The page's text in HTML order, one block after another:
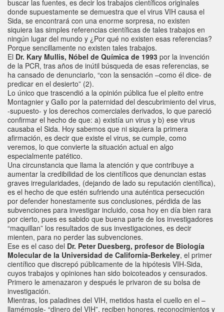
buscar las fuentes, es decir los trabajos científicos originales
donde supuestamente se demuestra que el virus VIH causa el
Sida, se encontrará con una enorme sorpresa, no existen
siquiera las simples referencias científicas de tales trabajos en
ningún lugar del mundo y ¿Por qué no existen esas referencias?
Porque sencillamente no existen tales trabajos.
El Dr. Kary Mullis, Nóbel de Química de 1993 por la invención
de la PCR, tras años de inútil búsqueda de esas referencias, se
ha cansado de denunciarlo, “con la sensación –como él dice- de
predicar en el desierto” (2).
Lo único que trascendió a la opinión pública fue el pleito entre
Montagnier y Gallo por la paternidad del descubrimiento del virus,
-supuesto- y los derechos comerciales derivados, lo que pareció
confirmar el hecho de que: a) existía un virus y b) ese virus
causaba el Sida. Hoy sabemos que ni siquiera la primera
afirmación, es decir que existe el virus, se cumple, como
veremos, lo que convierte la situación actual en algo
especialmente patético.
Una circunstancia que llama la atención y que contribuye a
aumentar la credibilidad de los científicos que denuncian estas
graves irregularidades, (dejando de lado su reputación científica),
es el hecho de que estén sufriendo una auténtica persecución
por defender honestamente sus conclusiones, pérdida de las
subvenciones para investigar incluido, cosa hoy en día bien rara
por cierto, pues es sabido que buena parte de los investigadores
“maquillan” los resultados de sus investigaciones, es decir
mienten, para no perder las subvenciones.
Ese es el caso del Dr. Peter Duesberg, profesor de Biología
Molecular de la Universidad de California-Berkeley, el primer
científico que discrepó públicamente de la hipótesis VIH-Sida,
cuyos trabajos y opiniones han sido boicoteados y censurados.
Primero le amenazaron y después le privaron de su bolsa de
investigación.
Mientras, los paladines del VIH, metidos hasta el cuello en el –
llamémosle- “dinero del VIH”, reciben honores, reconocimientos y